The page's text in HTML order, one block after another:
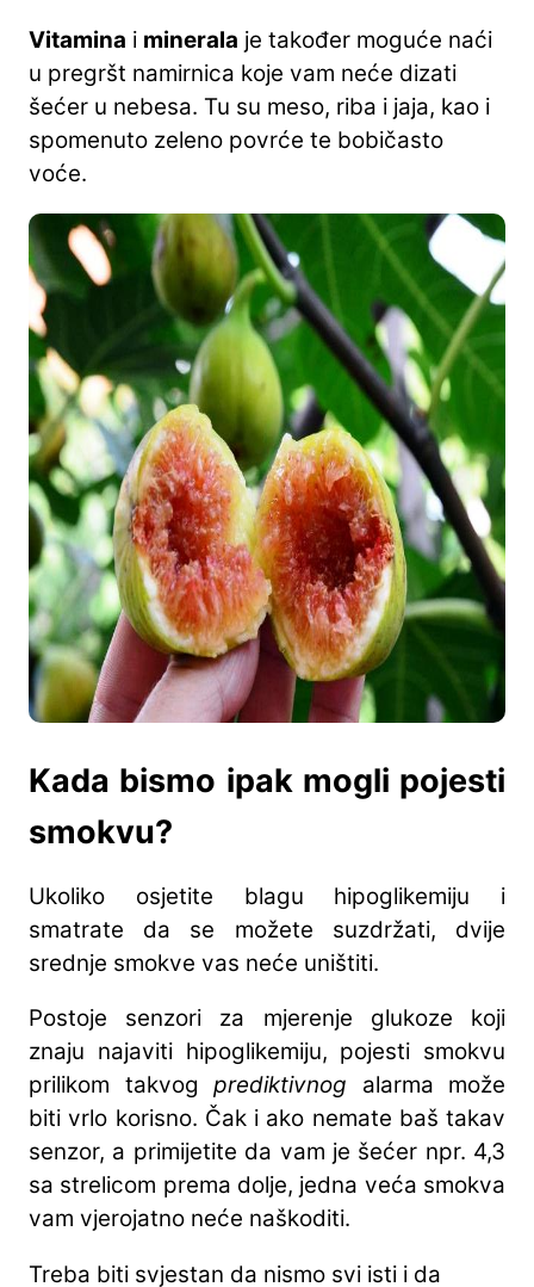
Vitamina i minerala je također moguće naći
u pregršt namirnica koje vam neće dizati
šećer u nebesa. Tu su meso, riba i jaja, kao i
spomenuto zeleno povrće te bobičasto
voće.
Kada bismo ipak mogli pojesti
smokvu?
Ukoliko osjetite blagu hipoglikemiju i
smatrate da se možete suzdržati, dvije
srednje smokve vas neće uništiti.
Postoje senzori za mjerenje glukoze koji
znaju najaviti hipoglikemiju, pojesti smokvu
prilikom takvog prediktivnog alarma može
biti vrlo korisno. Čak i ako nemate baš takav
senzor, a primijetite da vam je šećer npr. 4,3
sa strelicom prema dolje, jedna veća smokva
vam vjerojatno neće naškoditi.
Treba biti svjestan da nismo svi isti i da